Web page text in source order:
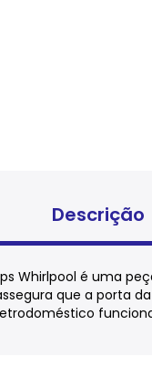
Descrição
Whirlpool é uma
que a porta